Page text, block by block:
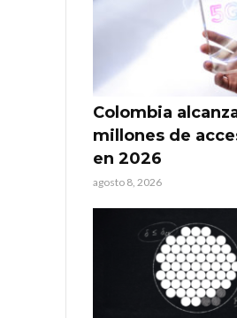
Colombia
millones de
en 2026
agosto 8, 2026